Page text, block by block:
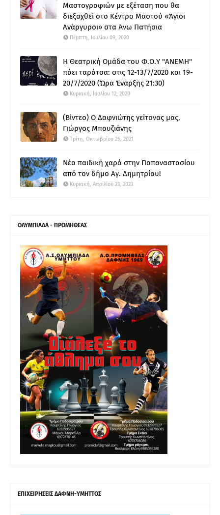
Μαστογραφιών με εξέταση που θα
διεξαχθεί στο Κέντρο Μαστού «Άγιοι
Ανάργυροι» στα Άνω Πατήσια
Πέμπτη, Ιουλίου 09, 2020
Η Θεατρική Ομάδα του Φ.Ο.Υ "ΑΝΕΜΗ"
πάει ταράτσα: στις 12-13/7/2020 και 19-
20/7/2020 (Ώρα Έναρξης 21:30)
Κυριακή, Ιουλίου 12, 2020
(Βίντεο) Ο Δαφνιώτης γείτονας μας,
Γιώργος Μπουζιάνης
Τρίτη, Οκτωβρίου 26, 2021
Νέα παιδική χαρά στην Παπαναστασίου
από τον δήμο Αγ. Δημητρίου!
Κυριακή, Απριλίου 23, 2023
ΟΛΥΜΠΙΑΔΑ - ΠΡΟΜΗΘΕΑΣ
ΕΠΙΧΕΙΡΗΣΕΙΣ ΔΑΦΝΗ-ΥΜΗΤΤΟΣ